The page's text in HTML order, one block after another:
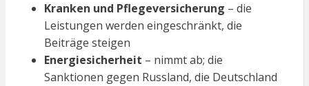
Kranken und Pflegeversicherung – die
Leistungen werden eingeschränkt, die
Beiträge steigen
Energiesicherheit – nimmt ab; die
Sanktionen gegen Russland, die Deutschland